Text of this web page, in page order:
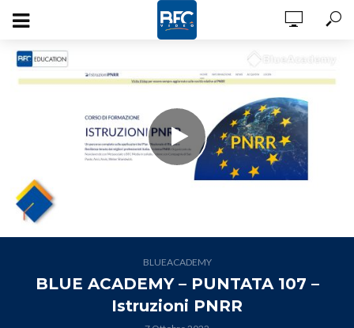
BLUEACADEMY
BLUE ACADEMY – PUNTATA 107 –
Istruzioni PNRR